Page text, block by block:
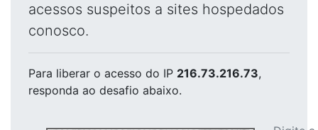
acessos suspeitos a sites hospedados
conosco.
Para liberar o acesso do IP 216.73.216.73,
responda ao desafio abaixo.